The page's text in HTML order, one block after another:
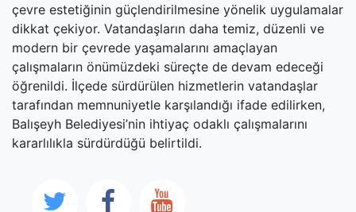
çevre estetiğinin güçlendirilmesine yönelik uygulamalar
dikkat çekiyor. Vatandaşların daha temiz, düzenli ve
modern bir çevrede yaşamalarını amaçlayan
çalışmaların önümüzdeki süreçte de devam edeceği
öğrenildi. İlçede sürdürülen hizmetlerin vatandaşlar
tarafından memnuniyetle karşılandığı ifade edilirken,
Balışeyh Belediyesi’nin ihtiyaç odaklı çalışmalarını
kararlılıkla sürdürdüğü belirtildi.